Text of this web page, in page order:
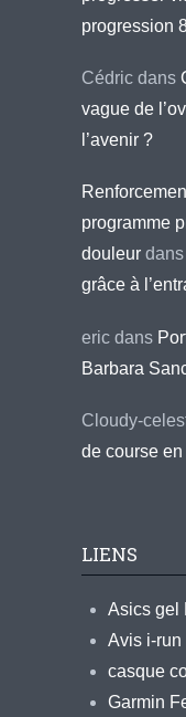
progression
Cédric dans
vague de
l’avenir ?
programme
douleur dans
grâce à
eric dans
Barbara
Cloudy-
de course
LIENS
Asics gel
Avis i-run
casque
Garmin